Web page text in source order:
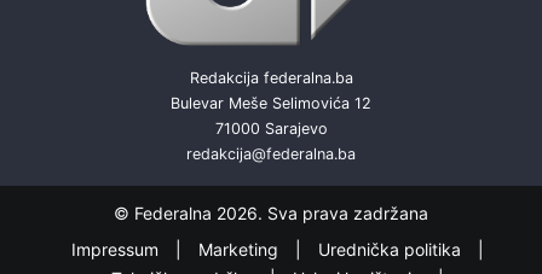
Redakcija federalna.ba
Bulevar Meše Selimovića 12
71000 Sarajevo
redakcija@federalna.ba
© Federalna 2026. Sva prava zadržana
Impressum
Marketing
Urednička politika